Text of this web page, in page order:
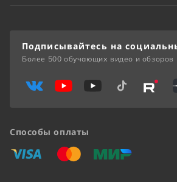
Способы оплаты
«Виза» «Мастеркард»
«Мир»
Подписывайтесь на
Более 500 обучающих видео и обзоров